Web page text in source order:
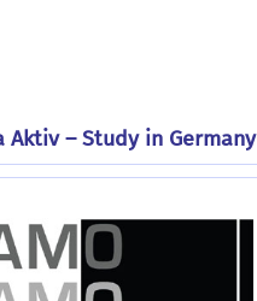
Aktiv – Study in Germany